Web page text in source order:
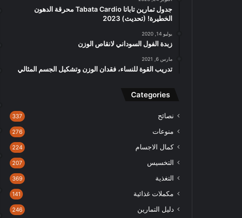
جدول تمارين تاباتا Tabata Cardio محرقة الدهون
الخطيرة! (تحديث) 2023
يوليو 14, 2020
زبدة الفول السوداني لانقاص الوزن
مارس 6, 2021
تدريب القوة للنساء، فقدان الوزن وتشكيل الجسم المثالي
Categories
نصائح 337
منوعات 276
كمال الاجسام 224
التخسيس 207
التغذية 369
مكملات غذائية 141
دليل التمارين 246